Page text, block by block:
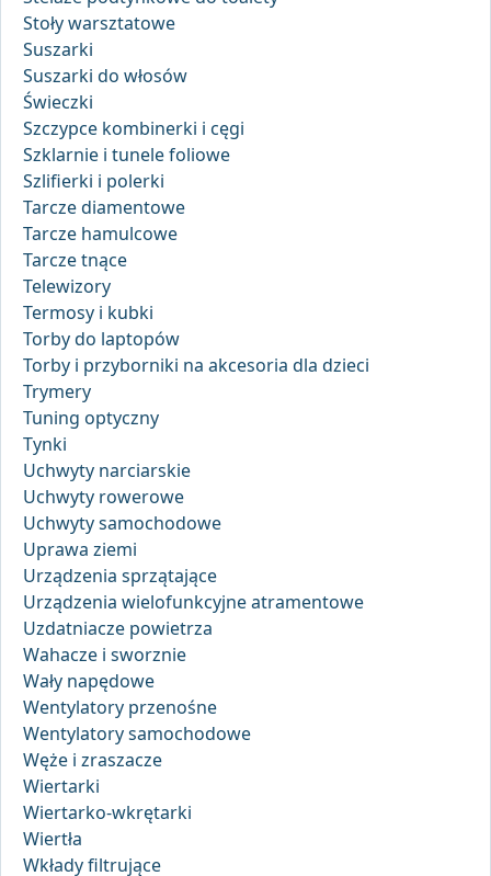
Stoły warsztatowe
Suszarki
Suszarki do włosów
Świeczki
Szczypce kombinerki i cęgi
Szklarnie i tunele foliowe
Szlifierki i polerki
Tarcze diamentowe
Tarcze hamulcowe
Tarcze tnące
Telewizory
Termosy i kubki
Torby do laptopów
Torby i przyborniki na akcesoria dla dzieci
Trymery
Tuning optyczny
Tynki
Uchwyty narciarskie
Uchwyty rowerowe
Uchwyty samochodowe
Uprawa ziemi
Urządzenia sprzątające
Urządzenia wielofunkcyjne atramentowe
Uzdatniacze powietrza
Wahacze i sworznie
Wały napędowe
Wentylatory przenośne
Wentylatory samochodowe
Węże i zraszacze
Wiertarki
Wiertarko-wkrętarki
Wiertła
Wkłady filtrujące